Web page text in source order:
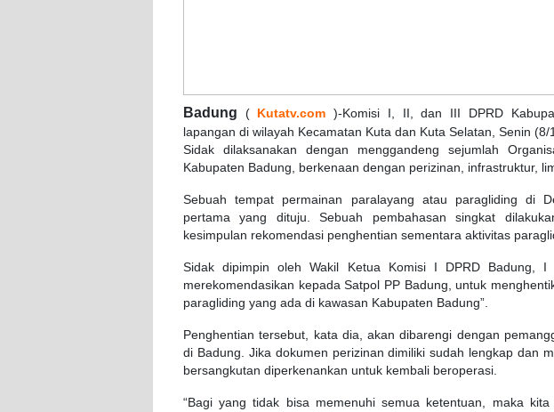
Badung ( Kutatv.com )-Komisi I, II, dan III DPRD
lapangan di wilayah Kecamatan Kuta dan Kuta Selatan, Senin (8/
Sidak dilaksanakan dengan menggandeng sejumlah
Kabupaten Badung, berkenaan dengan perizinan, infrastruktur,
Sebuah tempat permainan paralayang atau paragliding di
pertama yang dituju. Sebuah pembahasan singkat
kesimpulan rekomendasi penghentian sementara aktivitas
Sidak dipimpin oleh Wakil Ketua Komisi I DPRD Badung, I
merekomendasikan kepada Satpol PP Badung, untuk
paragliding yang ada di kawasan Kabupaten Badung”.
Penghentian tersebut, kata dia, akan dibarengi dengan
di Badung. Jika dokumen perizinan dimiliki sudah lengkap dan
bersangkutan diperkenankan untuk kembali beroperasi.
“Bagi yang tidak bisa memenuhi semua ketentuan, maka